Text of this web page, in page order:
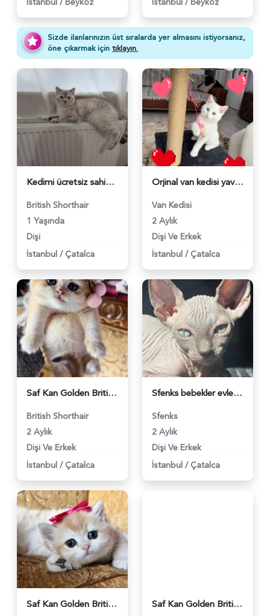
Sizde ilanlarınızın üst sıralarda yer almasını istiyorsanız,
öne çıkarmak için tıklayın.
Kedimi ücretsiz sahiplendirmek istiyorum - 6134
British Shorthair
1 Yaşında
Dişi
İstanbul / Çatalca
Orjinal van kedisi yavru - 4991
Van Kedisi
2 Aylık
Dişi Ve Erkek
İstanbul / Çatalca
Saf Kan Golden British Shorthair Yavrular(Wcf kayıtlı) - 4398
British Shorthair
2 Aylık
Dişi Ve Erkek
İstanbul / Çatalca
Sfenks bebekler evlerine gitmeye hazır - 4103
Sfenks
2 Aylık
Dişi Ve Erkek
İstanbul / Çatalca
Saf Kan Golden British Longhar Yavrular(Wcf kayıtlı) - 4036 Saf Kan Golden British Shorthair Ny12 Yavrular(Wcf kayıtlı) - 3310